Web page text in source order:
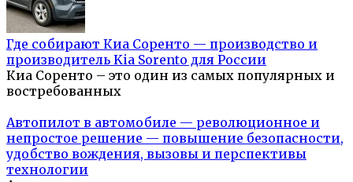
Где собирают Киа Соренто — производство и
производитель Kia Sorento для России
Киа Соренто – это один из самых популярных и
востребованных
Автопилот в автомобиле — революционное и
непростое решение — повышение безопасности,
удобство вождения, вызовы и перспективы
технологии